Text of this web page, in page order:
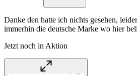
Danke den hatte ich nichts gesehen,
immerhin die deutsche Marke wo hier
Jetzt noch in Aktion